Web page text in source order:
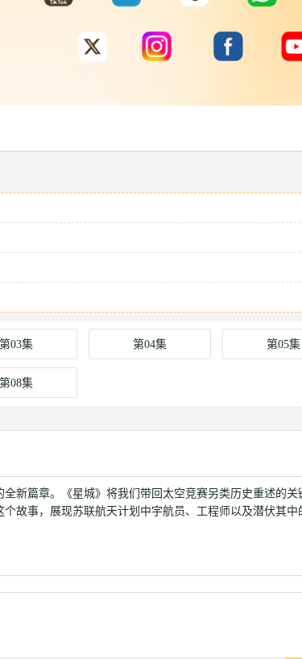
第03集 第04集 第05集
第08集
新篇章。《星城》将我们带回太空竞赛另类历史重述的
故事，展现苏联航天计划中宇航员、工程师以及潜伏其中